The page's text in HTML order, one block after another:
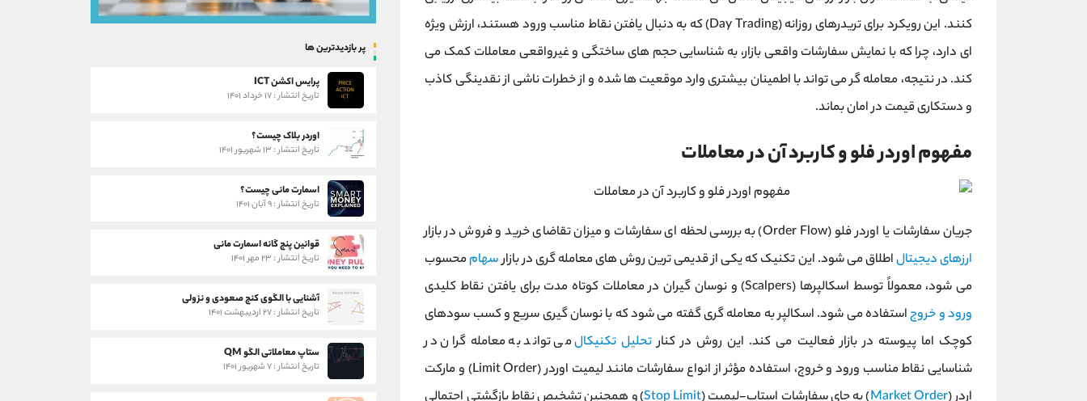
کنند. این رویکرد برای تریدرهای روزانه (Day Trading) که به دنبال یافتن نقاط مناسب ورود هستند، ارزش ویژه
‌ای دارد، چرا که با نمایش سفارشات واقعی بازار، به شناسایی حجم ‌های ساختگی و غیرواقعی معاملات کمک می‌
کند. در نتیجه، معامله ‌گر می ‌تواند با اطمینان بیشتری وارد موقعیت ‌ها شده و از خطرات ناشی از نقدینگی کاذب
و دستکاری قیمت در امان بماند.
مفهوم اوردر فلو و کاربرد آن در معاملات
جریان سفارشات یا اوردر فلو (Order Flow) به بررسی لحظه‌ ای سفارشات و میزان تقاضای خرید و فروش در بازار
ارزهای دیجیتالاطلاق می‌ شود. این تکنیک که یکی از قدیمی ‌ترین روش ‌های معامله ‌گری در بازارسهاممحسوب
می ‌شود، معمولاً توسط اسکالپرها (Scalpers) و نوسان‌ گیران در معاملات کوتاه ‌مدت برای یافتن نقاط کلیدی
ورود و خروجاستفاده می ‌شود. اسکالپر به معامله ‌گری گفته می‌ شود که با نوسان‌ گیری سریع و کسب سودهای
کوچک اما پیوسته در بازار فعالیت می‌ کند. این روش در کنارتحلیل تکنیکالمی ‌تواند به معامله‌ گران در
شناسایی نقاط مناسب ورود و خروج، استفاده مؤثر از انواع سفارشات مانند لیمیت اوردر (Limit Order) و مارکت
پر بازدیدترین ها
پرایس اکشن ICT
تاریخ انتشار : ۱۷ خرداد ۱۴۰۱
اوردر بلاک چیست؟
تاریخ انتشار : ۱۳ شهریور ۱۴۰۱
اسمارت مانی چیست؟
تاریخ انتشار : ۹ آبان ۱۴۰۱
قوانین پنج گانه اسمارت مانی
تاریخ انتشار : ۲۳ مهر ۱۴۰۱
آشنایی با الگوی کنج صعودی و نزولی
تاریخ انتشار : ۲۷ اردیبهشت ۱۴۰۱
ستاپ معاملاتی الگو QM
تاریخ انتشار : ۷ شهریور ۱۴۰۱